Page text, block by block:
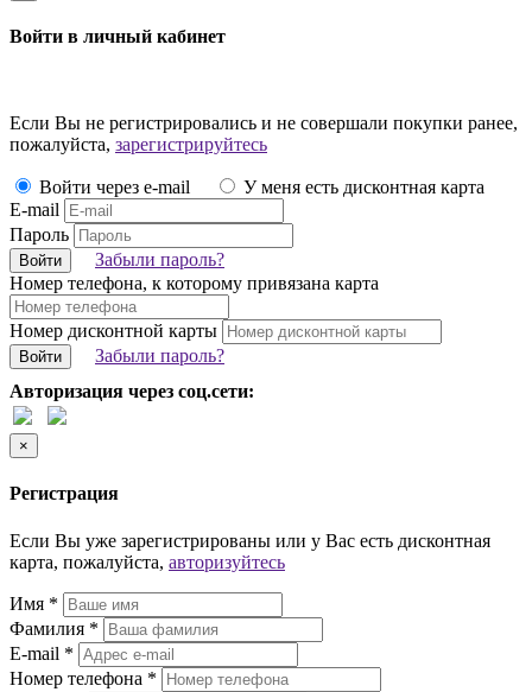
Войти в личный кабинет
Если Вы не регистрировались и не совершали покупки ранее,
пожалуйста, зарегистрируйтесь
Войти через e-mail
У меня есть дисконтная карта
E-mail
Пароль
Войти
Забыли пароль?
Номер телефона, к которому привязана карта
Номер дисконтной карты
Войти
Забыли пароль?
Авторизация через соц.сети:
×
Регистрация
Если Вы уже зарегистрированы или у Вас есть дисконтная
карта, пожалуйста, авторизуйтесь
Имя *
Фамилия *
E-mail *
Номер телефона *